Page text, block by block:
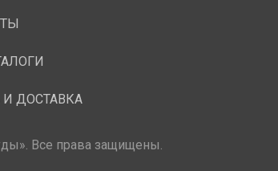
И ДОСТАВКА
Все права защищены.